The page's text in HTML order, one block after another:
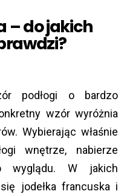
– do jakich
podłogi o bardzo
wzór wyróżnia
Wybierając właśnie
wnętrze, nabierze
wyglądu. W jakich
jodełka francuska i